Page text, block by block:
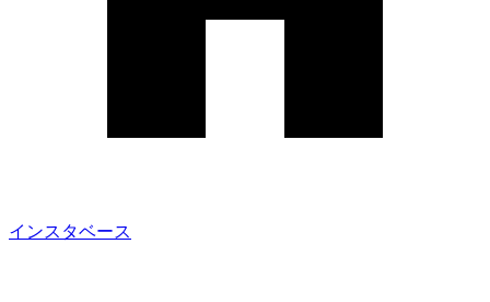
インスタベース